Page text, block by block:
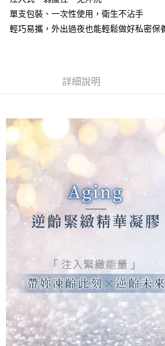
【大哥付你分期使用說明】
1.本服務由台灣大哥大提供，台灣大哥大用戶可
2.付款方式選擇「大哥付你分期」，訂單成立後
4.訂單成立30分鐘內，如未前往確認交易或遇
消。如遇「轉專審核」未通過狀況，表示未達
1.分期款項不併入電信帳單，「大哥付你分期
醒簡訊。
2.透過簡訊連結打開帳單後，可選擇「超商條碼
帳／街口支付／iPASS MONEY」等通路繳費。
【注意事項】
1.本服務係由「台灣大哥大股份有限公司」（
用戶於交易時，得透過本服務購買商品或服務
買賣價金債權讓與本公司後，依約使用本公司帳
2.基於同意付款使用「大哥付你分期」之契約
資料（包含姓名、電話或地址）提供予台灣大
由本公司與您本人進行分期帳單所需資料之確
１．簡單：不需註冊會員、不需綁卡、不需儲
【「AFTEE先享後付」結帳流程】
１．於結帳方式選擇「AFTEE先享後付」後，
結帳頁面，進行簡訊認證並確認金額後，即可完
２．訂單成立數日內，您將收到繳費通知簡訊。
３．收到繳費通知簡訊後14天內，點擊此簡訊
ATM／網路銀行／等多元方式進行付款，方視
※ 請注意：結帳手續完成當下不需立刻繳費，
購買商品的店家。未經商家同意取消之訂單仍
後付繳納相關費用。
※ 交易是否成功請以「AFTEE先享後付 」之結
是否繳費成功／繳費後需取消欲退款等相關疑
https://
【注意事項】
１．透過由恩沛科技股份有限公司提供之「
易，需依本服務之必要範圍內提供個人資料，
權轉讓予恩沛科技股份有限公司。
２．關於個人資料處理事宜，請瀏覽以下網址：
https://aftee.tw/terms/#terms3
３．未成年的使用者請事先徵得法定代理人或監
「AFTEE先享後付」，若未經同意申辦者引起
全家取貨時付款
每筆NT$60，滿NT$1,200(含以上)免運費
全家純取貨(需核對身分 務必留真名)
每筆NT$60，滿NT$1,200(含以上)免運費
7-11取貨時付款
每筆NT$60，滿NT$1,200(含以上)免運費
7-11純取貨(需核對身分 務必留真名)
每筆NT$60，滿NT$1,200(含以上)免運費
7-11快速純取貨(黑貓快速到店，假期結
前一天勿使用)
每筆NT$95，滿NT$4,800(含以上)免運費
郵局/貨運(假日不收送 )**務必接聽送貨員
單支包裝、一次性使用，衛生不沾手
輕巧易攜，外出過夜也能輕鬆做好私密保
詳細說明